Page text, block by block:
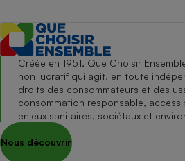
Créée en 1951, Que Choisir
non lucratif qui agit, en toute
droits des consommateurs et des
consommation responsable,
enjeux sanitaires, sociétaux et
Nous découvrir